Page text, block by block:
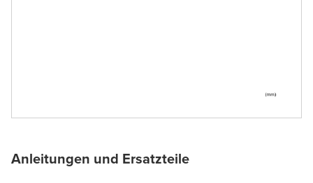
Anleitungen und Ersatzteile